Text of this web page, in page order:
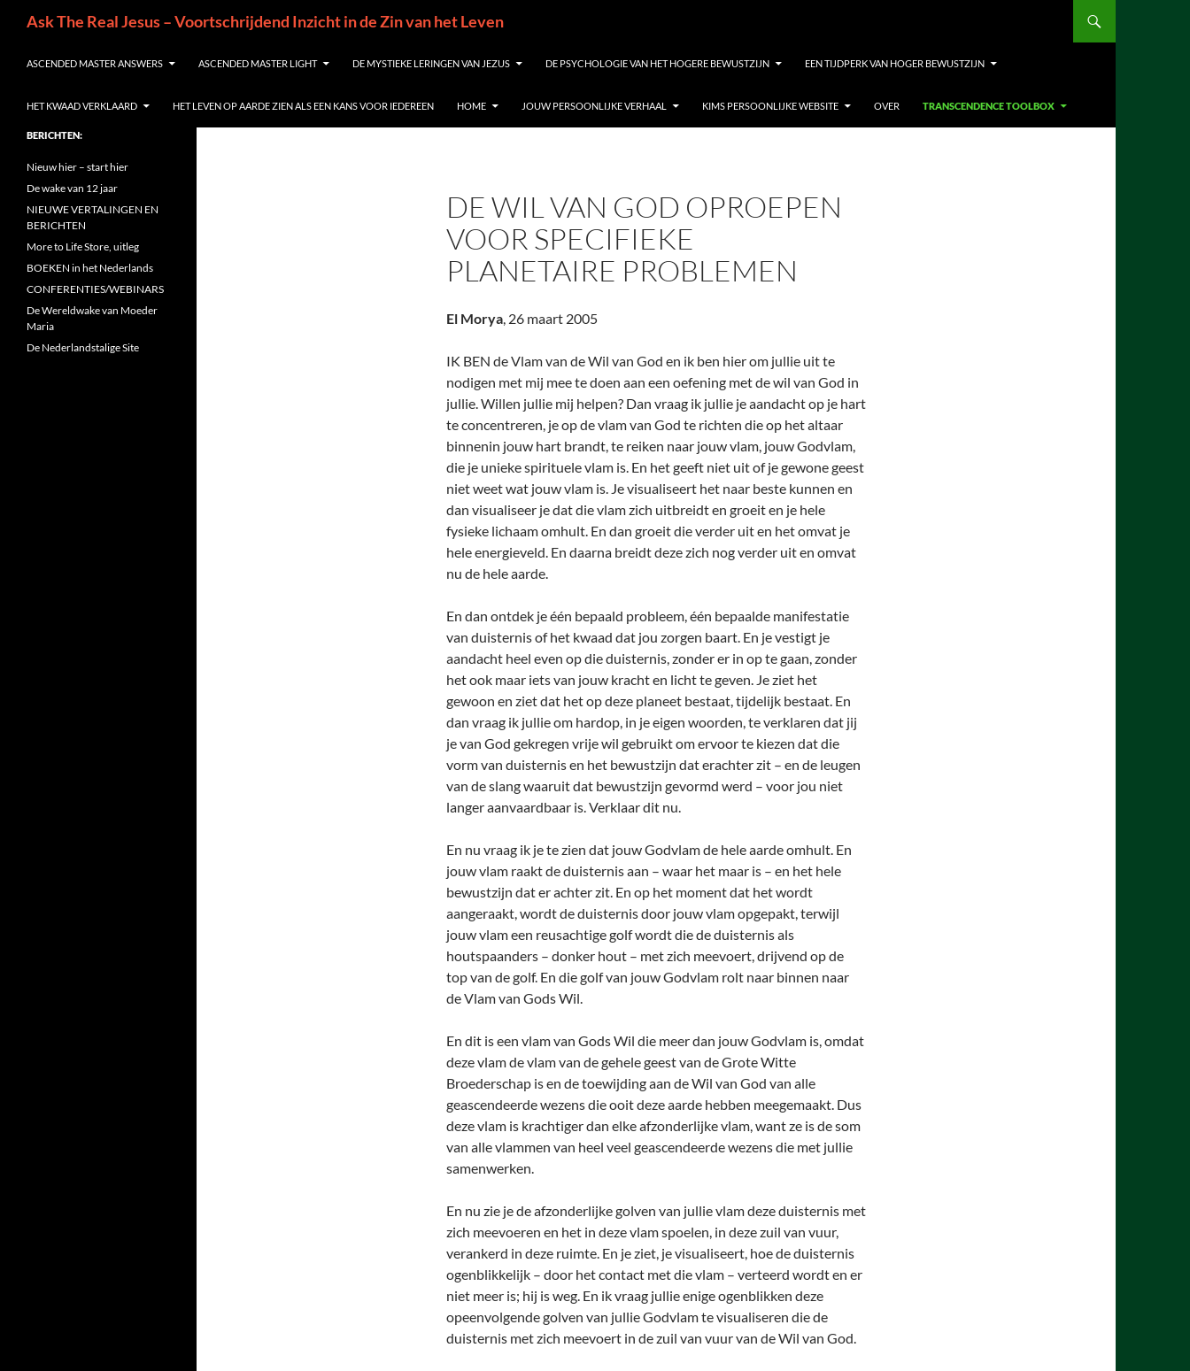
inhoud
Ask The Real Jesus – Voortschrijdend Inzicht in de Zin van het Leven
ASCENDED MASTER ANSWERS ASCENDED MASTER LIGHT DE MYSTIEKE LERINGEN VAN JEZUS DE PSYCHOLOGIE VAN HET HOGERE BEWUSTZIJN EEN TIJDPERK VAN HOGER BEWUSTZIJN
HET KWAAD VERKLAARD HET LEVEN OP AARDE ZIEN ALS EEN KANS VOOR IEDEREEN HOME JOUW PERSOONLIJKE VERHAAL KIMS PERSOONLIJKE WEBSITE OVER TRANSCENDENCE TOOLBOX
DE WIL VAN GOD OPROEPEN
VOOR SPECIFIEKE
PLANETAIRE PROBLEMEN
El Morya, 26 maart 2005
IK BEN de Vlam van de Wil van God en ik ben hier om jullie uit te
nodigen met mij mee te doen aan een oefening met de wil van God in
jullie. Willen jullie mij helpen? Dan vraag ik jullie je aandacht op je hart
te concentreren, je op de vlam van God te richten die op het altaar
binnenin jouw hart brandt, te reiken naar jouw vlam, jouw Godvlam,
die je unieke spirituele vlam is. En het geeft niet uit of je gewone geest
niet weet wat jouw vlam is. Je visualiseert het naar beste kunnen en
dan visualiseer je dat die vlam zich uitbreidt en groeit en je hele
fysieke lichaam omhult. En dan groeit die verder uit en het omvat je
hele energieveld. En daarna breidt deze zich nog verder uit en omvat
nu de hele aarde.
En dan ontdek je één bepaald probleem, één bepaalde manifestatie
van duisternis of het kwaad dat jou zorgen baart. En je vestigt je
aandacht heel even op die duisternis, zonder er in op te gaan, zonder
het ook maar iets van jouw kracht en licht te geven. Je ziet het
gewoon en ziet dat het op deze planeet bestaat, tijdelijk bestaat. En
dan vraag ik jullie om hardop, in je eigen woorden, te verklaren dat jij
je van God gekregen vrije wil gebruikt om ervoor te kiezen dat die
vorm van duisternis en het bewustzijn dat erachter zit – en de leugen
van de slang waaruit dat bewustzijn gevormd werd – voor jou niet
langer aanvaardbaar is. Verklaar dit nu.
En nu vraag ik je te zien dat jouw Godvlam de hele aarde omhult. En
jouw vlam raakt de duisternis aan – waar het maar is – en het hele
bewustzijn dat er achter zit. En op het moment dat het wordt
aangeraakt, wordt de duisternis door jouw vlam opgepakt, terwijl
jouw vlam een reusachtige golf wordt die de duisternis als
houtspaanders – donker hout – met zich meevoert, drijvend op de
top van de golf. En die golf van jouw Godvlam rolt naar binnen naar
de Vlam van Gods Wil.
En dit is een vlam van Gods Wil die meer dan jouw Godvlam is, omdat
deze vlam de vlam van de gehele geest van de Grote Witte
Broederschap is en de toewijding aan de Wil van God van alle
geascendeerde wezens die ooit deze aarde hebben meegemaakt. Dus
deze vlam is krachtiger dan elke afzonderlijke vlam, want ze is de som
van alle vlammen van heel veel geascendeerde wezens die met jullie
samenwerken.
En nu zie je de afzonderlijke golven van jullie vlam deze duisternis met
zich meevoeren en het in deze vlam spoelen, in deze zuil van vuur,
verankerd in deze ruimte. En je ziet, je visualiseert, hoe de duisternis
ogenblikkelijk – door het contact met die vlam – verteerd wordt en er
niet meer is; hij is weg. En ik vraag jullie enige ogenblikken deze
opeenvolgende golven van jullie Godvlam te visualiseren die de
duisternis met zich meevoert in de zuil van vuur van de Wil van God.
BERICHTEN:
Nieuw hier – start hier
De wake van 12 jaar
NIEUWE VERTALINGEN EN
BERICHTEN
More to Life Store, uitleg
BOEKEN in het Nederlands
CONFERENTIES/WEBINARS
De Wereldwake van Moeder
Maria
De Nederlandstalige Site